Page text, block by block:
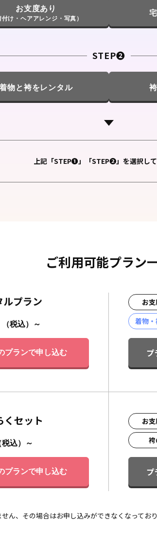
お支度あり
付け・ヘアアレンジ・写真）
STEP❷
物と袴をレンタル
上記「STEP❶」「STEP❷」を選択し
ご利用可能プラン
ルプラン
（税込）～
プランで申し込む
お
着物
プ
くセット
込）～
プランで申し込む
お
プ
ん、その場合はお申し込みができなくなってお